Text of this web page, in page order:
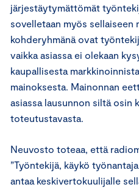
järjestäytymättömät
sovelletaan myös sellaiseen
kohderyhmänä ovat
vaikka asiassa ei olekaan
kaupallisesta
mainoksesta. Mainonnan
asiassa lausunnon siltä osin
toteutustavasta.
Neuvosto toteaa, että
”Työntekijä, käykö
antaa keskivertokuulijalle